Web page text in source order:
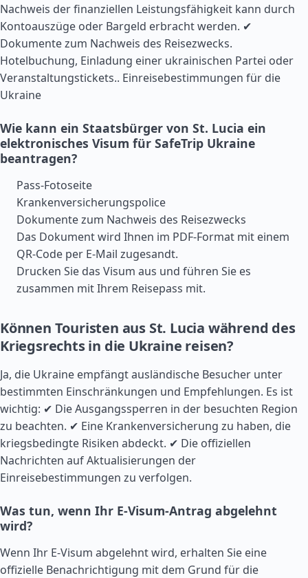
Nachweis der finanziellen Leistungsfähigkeit kann durch
Kontoauszüge oder Bargeld erbracht werden. ✔
Dokumente zum Nachweis des Reisezwecks.
Hotelbuchung, Einladung einer ukrainischen Partei oder
Veranstaltungstickets.. Einreisebestimmungen für die
Ukraine
Wie kann ein Staatsbürger von St. Lucia ein
elektronisches Visum für SafeTrip Ukraine
beantragen?
Pass-Fotoseite
Krankenversicherungspolice
Dokumente zum Nachweis des Reisezwecks
Das Dokument wird Ihnen im PDF-Format mit einem
QR-Code per E-Mail zugesandt.
Drucken Sie das Visum aus und führen Sie es
zusammen mit Ihrem Reisepass mit.
Können Touristen aus St. Lucia während des
Kriegsrechts in die Ukraine reisen?
Ja, die Ukraine empfängt ausländische Besucher unter
bestimmten Einschränkungen und Empfehlungen. Es ist
wichtig: ✔ Die Ausgangssperren in der besuchten Region
zu beachten. ✔ Eine Krankenversicherung zu haben, die
kriegsbedingte Risiken abdeckt. ✔ Die offiziellen
Nachrichten auf Aktualisierungen der
Einreisebestimmungen zu verfolgen.
Was tun, wenn Ihr E-Visum-Antrag abgelehnt
wird?
Wenn Ihr E-Visum abgelehnt wird, erhalten Sie eine
offizielle Benachrichtigung mit dem Grund für die